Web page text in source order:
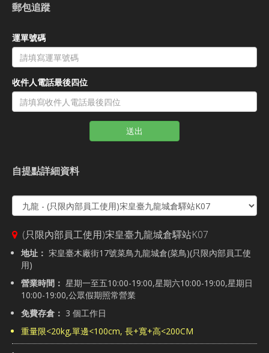
郵包追蹤
運單號碼
收件人電話最後四位
送出
自提點詳細資料
(只限內部員工使用)宋皇臺九龍城倉驛站K07
地址： 宋皇臺木廠街17號菜鳥九龍城倉(菜鳥)(只限內部員工使
用)
營業時間： 星期一至五10:00-19:00,星期六10:00-19:00,星期日
10:00-19:00,公眾假期照常營業
免費存倉： 3 個工作日
重量限<20kg,單邊<100cm, 長+寬+高<200CM